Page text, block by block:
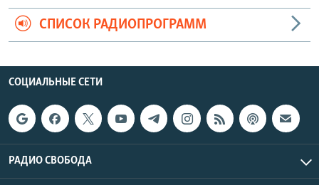
СПИСОК РАДИОПРОГРАММ
СОЦИАЛЬНЫЕ СЕТИ
РАДИО СВОБОДА